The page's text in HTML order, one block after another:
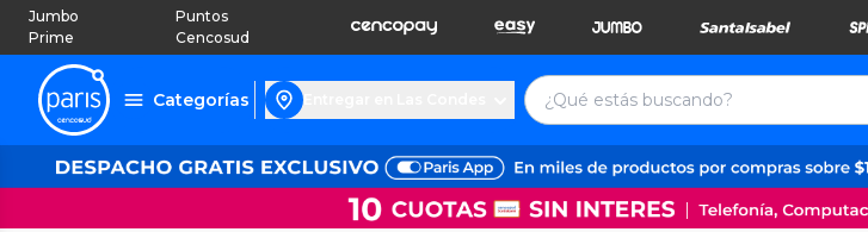
Jumbo
Prime
Puntos
Cencosud
Categorías